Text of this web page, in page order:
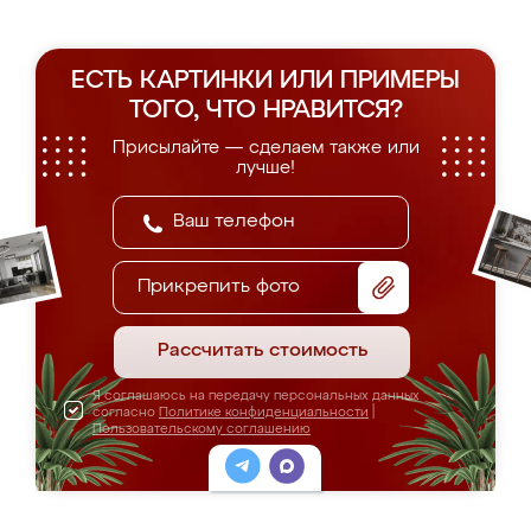
ЕСТЬ КАРТИНКИ ИЛИ ПРИМЕРЫ
ТОГО, ЧТО НРАВИТСЯ?
Присылайте — сделаем также или
лучше!
Прикрепить фото
Рассчитать стоимость
Я соглашаюсь на передачу персональных данных
согласно Политике конфиденциальности
Пользовательскому соглашению